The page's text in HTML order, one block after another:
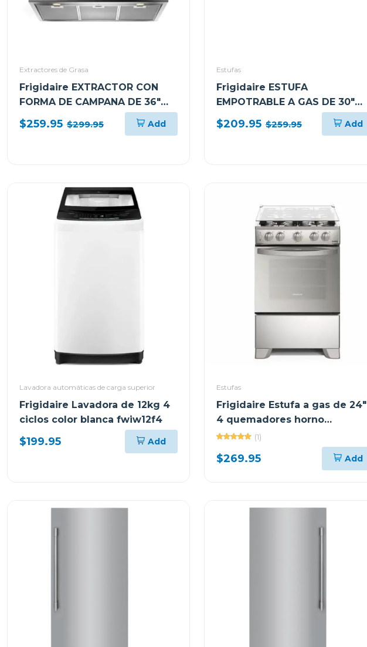
Extractores de Grasa
Frigidaire EXTRACTOR CON
FORMA DE CAMPANA DE 36"
PARA PARED L904EXI
$259.95 $299.95 Add
Estufas
Frigidaire ESTUFA
EMPOTRABLE A GAS DE 30"
CON 5 QUEMADORES
GC3050VB
$209.95 $259.95 Add
Lavadora automáticas de carga superior
Frigidaire Lavadora de 12kg 4
ciclos color blanca fwiw12f4
$199.95 Add
Estufas
Frigidaire Estufa a gas de 24"
4 quemadores horno
multifuncion fkgn24c3
(1)
$269.95 Add